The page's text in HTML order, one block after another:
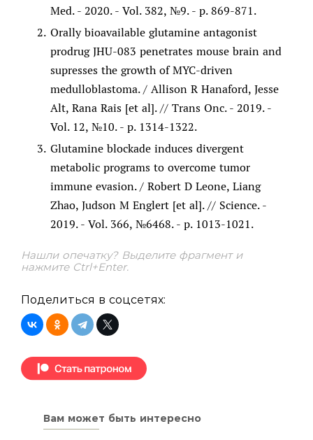
Med. - 2020. - Vol. 382, №9. - p. 869-871.
Orally bioavailable glutamine antagonist
prodrug JHU-083 penetrates mouse brain and
supresses the growth of MYC-driven
medulloblastoma. / Allison R Hanaford, Jesse
Alt, Rana Rais [et al]. // Trans Onc. - 2019. -
Vol. 12, №10. - p. 1314-1322.
Glutamine blockade induces divergent
metabolic programs to overcome tumor
immune evasion. / Robert D Leone, Liang
Zhao, Judson M Englert [et al]. // Science. -
2019. - Vol. 366, №6468. - p. 1013-1021.
Нашли опечатку? Выделите фрагмент и
нажмите Ctrl+Enter.
Поделиться в соцсетях:
Вам может быть интересно